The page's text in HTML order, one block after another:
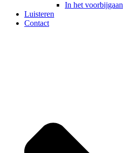
In het voorbijgaan
Luisteren
Contact